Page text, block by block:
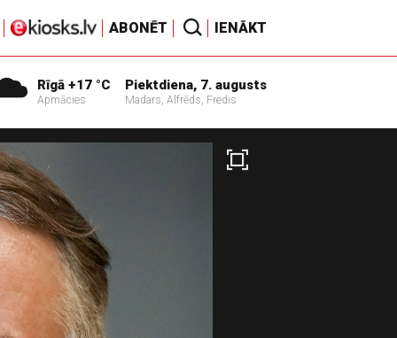
ABONĒT IENĀKT
Rīgā +17 °C
Apmācies
Piektdiena, 7. augusts
Madars, Alfrēds, Fredis